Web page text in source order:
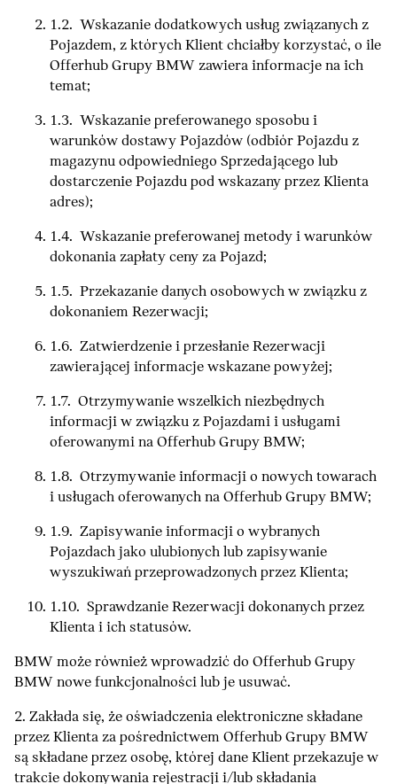
1.2. Wskazanie dodatkowych usług związanych z
Pojazdem, z których Klient chciałby korzystać, o ile
Offerhub Grupy BMW zawiera informacje na ich
temat;
1.3. Wskazanie preferowanego sposobu i
warunków dostawy Pojazdów (odbiór Pojazdu z
magazynu odpowiedniego Sprzedającego lub
dostarczenie Pojazdu pod wskazany przez Klienta
adres);
1.4. Wskazanie preferowanej metody i warunków
dokonania zapłaty ceny za Pojazd;
1.5. Przekazanie danych osobowych w związku z
dokonaniem Rezerwacji;
1.6. Zatwierdzenie i przesłanie Rezerwacji
zawierającej informacje wskazane powyżej;
1.7. Otrzymywanie wszelkich niezbędnych
informacji w związku z Pojazdami i usługami
oferowanymi na Offerhub Grupy BMW;
1.8. Otrzymywanie informacji o nowych towarach
i usługach oferowanych na Offerhub Grupy BMW;
1.9. Zapisywanie informacji o wybranych
Pojazdach jako ulubionych lub zapisywanie
wyszukiwań przeprowadzonych przez Klienta;
1.10. Sprawdzanie Rezerwacji dokonanych przez
Klienta i ich statusów.
BMW może również wprowadzić do Offerhub Grupy
BMW nowe funkcjonalności lub je usuwać.
2. Zakłada się, że oświadczenia elektroniczne składane
przez Klienta za pośrednictwem Offerhub Grupy BMW
są składane przez osobę, której dane Klient przekazuje w
trakcie dokonywania rejestracji i/lub składania